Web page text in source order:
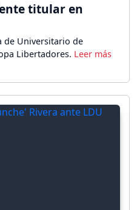
titular en
de Universitario de
Libertadores.